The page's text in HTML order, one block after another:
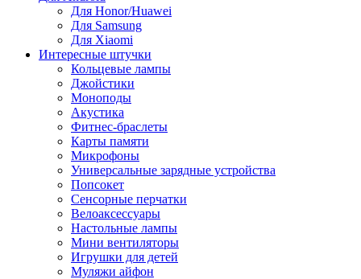
Для Honor/Huawei
Для Samsung
Для Xiaomi
Интересные штучки
Кольцевые лампы
Джойстики
Моноподы
Акустика
Фитнес-браслеты
Карты памяти
Микрофоны
Универсальные зарядные устройства
Попсокет
Сенсорные перчатки
Велоаксессуары
Настольные лампы
Мини вентиляторы
Игрушки для детей
Муляжи айфон